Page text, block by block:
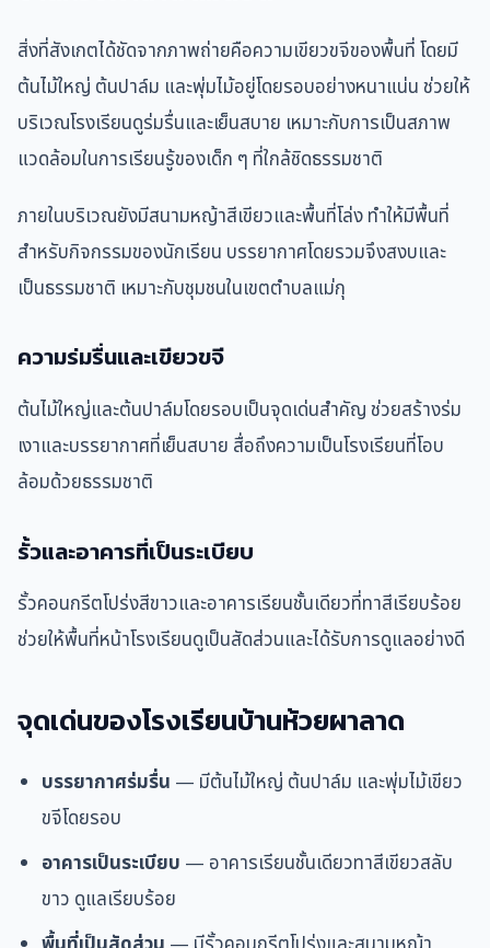
สิ่งที่สังเกตได้ชัดจากภาพถ่ายคือความเขียวขจีของพื้นที่ โดยมี
ต้นไม้ใหญ่ ต้นปาล์ม และพุ่มไม้อยู่โดยรอบอย่างหนาแน่น ช่วยให้
บริเวณโรงเรียนดูร่มรื่นและเย็นสบาย เหมาะกับการเป็นสภาพ
แวดล้อมในการเรียนรู้ของเด็ก ๆ ที่ใกล้ชิดธรรมชาติ
ภายในบริเวณยังมีสนามหญ้าสีเขียวและพื้นที่โล่ง ทำให้มีพื้นที่
สำหรับกิจกรรมของนักเรียน บรรยากาศโดยรวมจึงสงบและ
เป็นธรรมชาติ เหมาะกับชุมชนในเขตตำบลแม่กุ
ความร่มรื่นและเขียวขจี
ต้นไม้ใหญ่และต้นปาล์มโดยรอบเป็นจุดเด่นสำคัญ ช่วยสร้างร่ม
เงาและบรรยากาศที่เย็นสบาย สื่อถึงความเป็นโรงเรียนที่โอบ
ล้อมด้วยธรรมชาติ
รั้วและอาคารที่เป็นระเบียบ
รั้วคอนกรีตโปร่งสีขาวและอาคารเรียนชั้นเดียวที่ทาสีเรียบร้อย
ช่วยให้พื้นที่หน้าโรงเรียนดูเป็นสัดส่วนและได้รับการดูแลอย่างดี
จุดเด่นของโรงเรียนบ้านห้วยผาลาด
บรรยากาศร่มรื่น — มีต้นไม้ใหญ่ ต้นปาล์ม และพุ่มไม้เขียว
ขจีโดยรอบ
อาคารเป็นระเบียบ — อาคารเรียนชั้นเดียวทาสีเขียวสลับ
ขาว ดูแลเรียบร้อย